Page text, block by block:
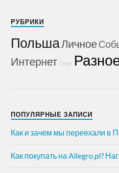
РУБРИКИ
ПольшаЛичное
Интернет Софт
ПОПУЛЯРНЫЕ ЗАПИСИ
Как и зачем мы переехали в
Как покупать на Allegro.pl?